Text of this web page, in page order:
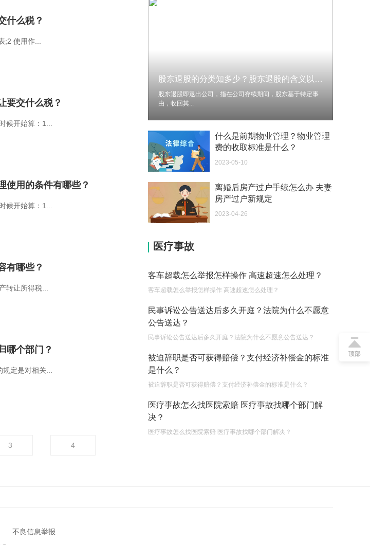
什么税？
使用作...
要交什么税？
候开始算：1...
使用的条件有哪些？
候开始算：1...
有哪些？
转让所得税...
哪个部门？
定是对相关...
3 4
买房还不上贷款可以退房吗现在 贷款买房的条件有
买房还不上贷款可以退房吗 贷款买房的程序是什
么？
个体营业执照注销要交税吗 营业执照下来的当月就
要申报纳税吗？
2023-05-04
滞纳金吗？
2023-05-04
税务滞纳金一般是怎么计算 个人所得税有滞纳金
2023-05-04
税款滞纳金所得税可以扣除吗 税务滞纳金如何计
算？
小微企业需要缴纳哪些税费 如何申请小额贷款？
2023-05-04
不还贷款房子会被拍卖吗现在 房屋贷款还不起的诉
讼时效是多长时间？
2023-05-04
房屋有贷款可以出卖吗条件有哪些 房屋贷款还不起
的诉讼时效是多久？
2023-05-04
股东退股的分类知多少？股东退股的含义以及退股的条件有哪些？
股东退股即退出公司，指在公司存续期间，股东基于特定事
由，收回其...
什么是前期物业管理？物业管理
费的收取标准是什么？
2023-05-10
离婚后房产过户手续怎么办 夫妻
房产过户新规定
2023-04-26
医疗事故
客车超载怎么举报怎样操作 高速超速怎么处理？
客车超载怎么举报怎样操作 高速超速怎么处理？
民事诉讼公告送达后多久开庭？法院为什么不愿意
公告送达？
民事诉讼公告送达后多久开庭？法院为什么不愿意公告送达？
被迫辞职是否可获得赔偿？支付经济补偿金的标准
是什么？
被迫辞职是否可获得赔偿？支付经济补偿金的标准是什么？
医疗事故怎么找医院索赔 医疗事故找哪个部门解
决？
医疗事故怎么找医院索赔 医疗事故找哪个部门解决？
不良信息举报
顶部